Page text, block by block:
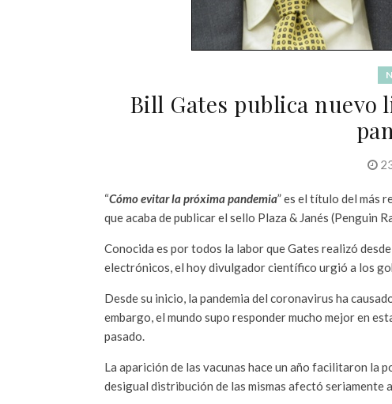
Bill Gates publica nuevo
“Cómo evitar la próxima pandemia” es el título del más
que acaba de publicar el sello Plaza & Janés (Penguin
Conocida es por todos la labor que Gates realizó
electrónicos, el hoy divulgador científico urgió a los
Desde su inicio, la pandemia del coronavirus ha
embargo, el mundo supo responder mucho mejor en
pasado.
La aparición de las vacunas hace un año facilitaron la
desigual distribución de las mismas afectó seriamente